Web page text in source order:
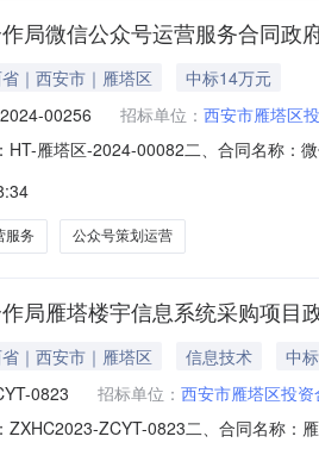
局微信公众号运营服务合同政
｜西安市｜雁塔区
中标14万元
00256 招标单位： 西安市雁塔区
HT-雁塔区-2024-00082二、合同名称：
新路曲江大厦国际中心B座2403号联系
服务 公众号策划运营
局雁塔楼宇信息系统采购项目
｜西安市｜雁塔区 信息技术
中
0823 招标单位： 西安市雁塔区投
ZXHC2023-ZCYT-0823二、合同名称：